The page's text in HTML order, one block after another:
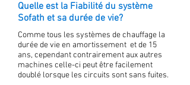
Quelle est la Fiabilité du système
Sofath et sa durée de vie?
Comme tous les systèmes de chauffage la
durée de vie en amortissement et de 15
ans, cependant contrairement aux autres
machines celle-ci peut être facilement
doublé lorsque les circuits sont sans fuites.